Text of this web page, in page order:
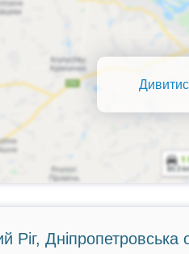
Ріг, Дніпропетровська